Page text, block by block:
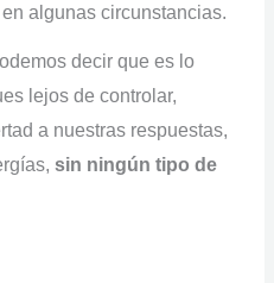
algunas circunstancias.
decir que es lo
lejos de controlar,
a nuestras respuestas,
sin ningún tipo de